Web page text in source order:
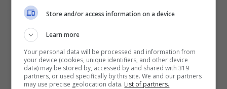
presentarsi. Oggi che siamo decisamente
più vicini alla data fatidica, le previsioni
sono sicuramente più affidabili e ciò che
mostrano rende felici gli italiani solo in
parte.
Store and/or access information on a device
Learn more
Your personal data will be processed and information from
your device (cookies, unique identifiers, and other device
data) may be stored by, accessed by and shared with 319
partners, or used specifically by this site. We and our partners
may use precise geolocation data. List of partners.